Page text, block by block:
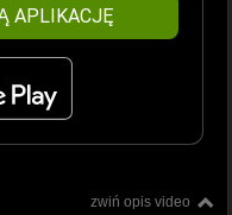
APLIKACJĘ
zwiń opis video